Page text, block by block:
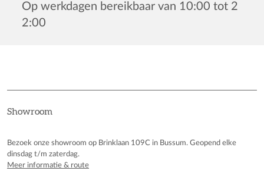
Op werkdagen bereikbaar van 10:00 tot 2
2:00
Showroom
Bezoek onze showroom op Brinklaan 109C in Bussum. Geopend elke
dinsdag t/m zaterdag.
Meer informatie & route